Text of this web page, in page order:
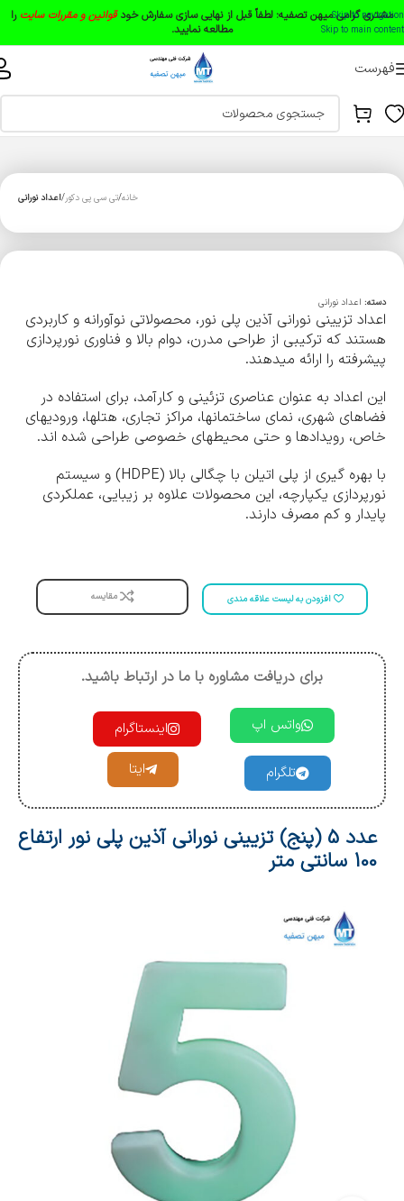
Skip to navigation
Skip to main content
مشتری گرامی میهن تصفیه: لطفاً قبل از نهایی سازی سفارش خودقوانین و مقررات سایت را
مطالعه نمایید.
فهرست
خانه تی سی پی دکور اعداد نورانی
دسته: اعداد نورانی
اعداد تزیینی نورانی آذین پلی نور، محصولاتی نوآورانه و کاربردی
هستند که ترکیبی از طراحی مدرن، دوام بالا و فناوری نورپردازی
پیشرفته را ارائه میدهند.
این اعداد به عنوان عناصری تزئینی و کارآمد، برای استفاده در
فضاهای شهری، نمای ساختمانها، مراکز تجاری، هتلها، ورودیهای
خاص، رویدادها و حتی محیطهای خصوصی طراحی شده اند.
با بهره گیری از پلی اتیلن با چگالی بالا (HDPE) و سیستم
نورپردازی یکپارچه، این محصولات علاوه بر زیبایی، عملکردی
پایدار و کم مصرف دارند.
افزودن به لیست علاقه مندی مقایسه
برای دریافت مشاوره با ما در ارتباط باشید.
واتس اپ اینستاگرام
تلگرام ایتا
عدد 5 (پنج) تزیینی نورانی آذین پلی نور ارتفاع
100 سانتی متر